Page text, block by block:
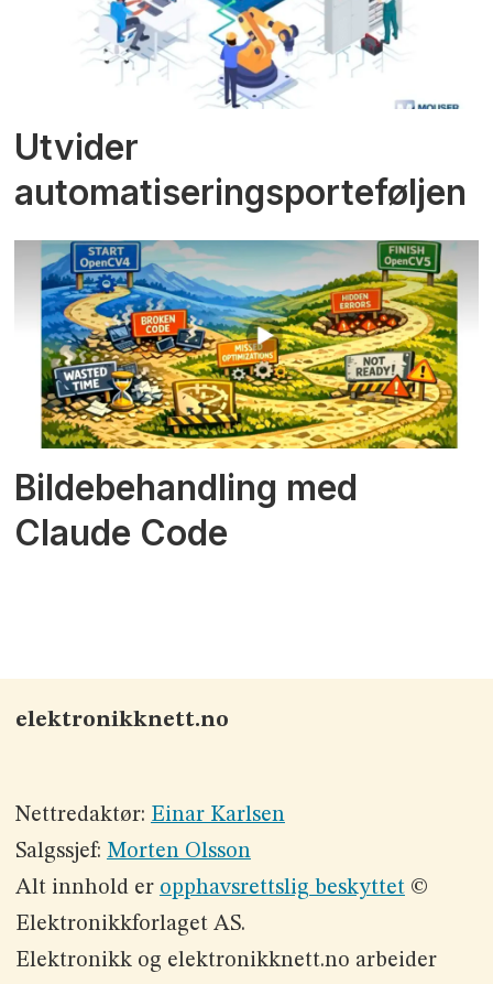
Utvider
automatiseringsporteføljen
Bildebehandling med
Claude Code
elektronikknett.no
Nettredaktør: Einar Karlsen
Salgssjef: Morten Olsson
Alt innhold er opphavsrettslig beskyttet©
Elektronikkforlaget AS.
Elektronikk og elektronikknett.no arbeider